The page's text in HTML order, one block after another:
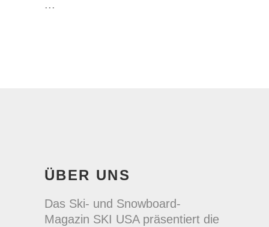
ÜBER UNS
Das Ski- und Snowboard-
Magazin SKI USA präsentiert die